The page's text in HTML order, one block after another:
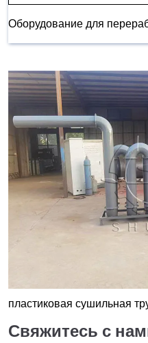
Оборудование для
пластиковая сушильная
Свяжитесь с